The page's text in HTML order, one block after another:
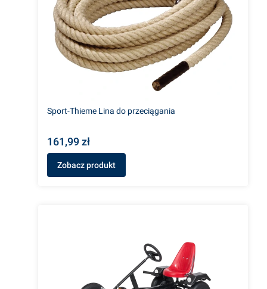
Sport-Thieme Lina do przeciągania
161,99 zł
Zobacz produkt